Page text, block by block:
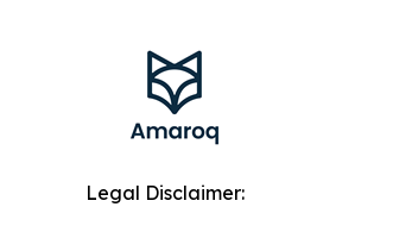
Legal Disclaimer: